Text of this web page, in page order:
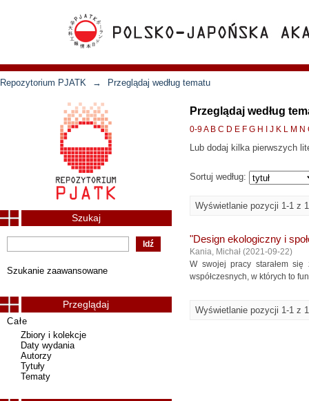
Repozytorium PJATK → Przeglądaj według tematu
Przeglądaj według
0-9A B C D E F G H J K L M N
Lub dodaj kilka pierwszych
Sortuj według:
Wyświetlanie pozycji 1-1 z 1
"Design ekologiczny i
Kania, Michał (2021-09-22)
W swojej pracy starałem się
współczesnych, w których to
Wyświetlanie pozycji 1-1 z 1
Szukaj
Szukanie zaawansowane
Przeglądaj
Całe
Zbiory i kolekcje
Daty wydania
Autorzy
Tytuły
Tematy